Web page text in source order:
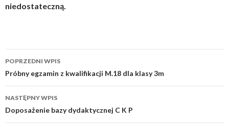
niedostateczną.
Nawigacja
wpisu
POPRZEDNI WPIS
Próbny egzamin z kwalifikacji M.18 dla klasy 3m
NASTĘPNY WPIS
Doposażenie bazy dydaktycznej C K P